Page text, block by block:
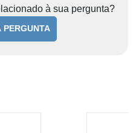
à sua pergunta?
PERGUNTA